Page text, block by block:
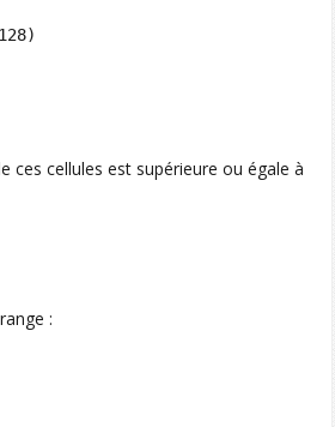
ces cellules est supérieure ou égale à
: